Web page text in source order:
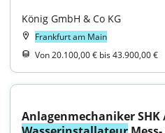
König GmbH & Co KG
Frankfurt am Main
Von 20.100,00 € bis 43.900,00 €
Anlagenmechaniker SHK